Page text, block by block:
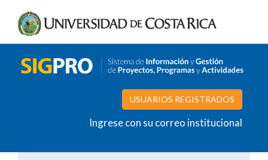
USUARIOS REGISTRADOS
Ingrese con su correo institucional